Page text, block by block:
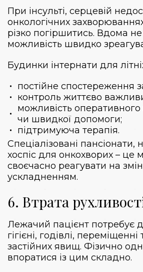
При інсульті, серцевій
онкологічних
різко погіршитись. Вдома
можливість швидко
Будинки інтернати для
постійне спостереження
контроль життєво
можливість оперативного
чи швидкої допомоги;
підтримуюча терапія.
Спеціалізовані пансіонати,
хоспіс для онкохворих – це
своєчасно реагувати на
ускладненням.
6. Втрата
Лежачий пацієнт потребує
гігієні, годівлі,
застійних явищ. Фізично
впоратися із цим складно.